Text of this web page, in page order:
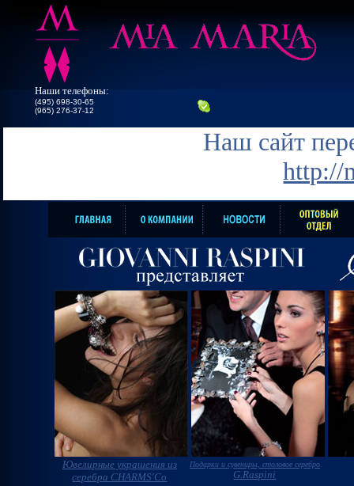
Наши телефоны:
(495) 698-30-65
(965) 276-37-12
Наш сайт
http://
Ювелирные украшения из
серебра CHARMS'Co
Подарки и сувениры, столовое серебро
G.Raspini